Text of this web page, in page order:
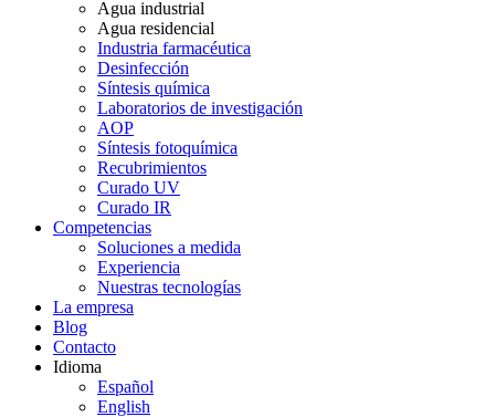
Agua industrial
Agua residencial
Industria farmacéutica
Desinfección
Síntesis química
Laboratorios de investigación
AOP
Síntesis fotoquímica
Recubrimientos
Curado UV
Curado IR
Competencias
Soluciones a medida
Experiencia
Nuestras tecnologías
La empresa
Blog
Contacto
Idioma
Español
English